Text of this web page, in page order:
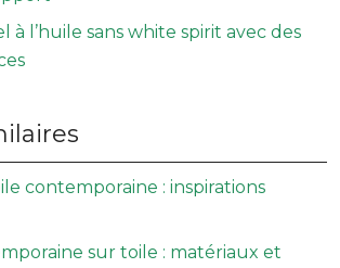
à l’huile sans white spirit avec des
contemporaine : inspirations
sur toile : matériaux et